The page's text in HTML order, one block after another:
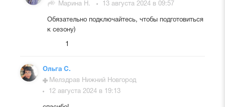
Марина Н.
13 августа 2024 в 09:57
Обязательно подключайтесь, чтобы подготовиться
к сезону)
1
Ольга С.
Мелздрав Нижний Новгород
12 августа 2024 в 19:13